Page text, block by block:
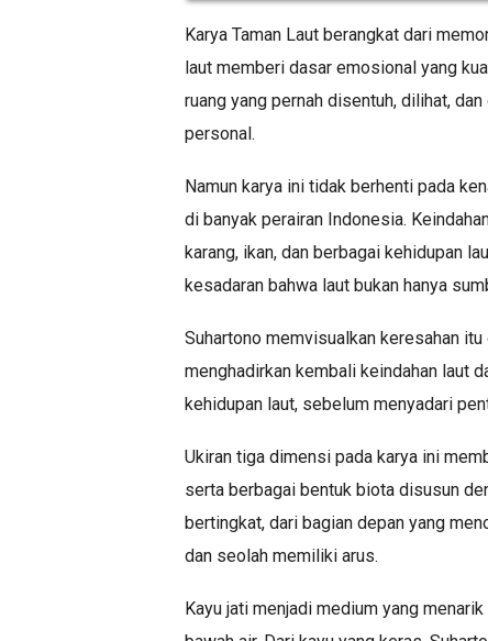
Karya Taman Laut berangkat dari
laut memberi dasar emosional yang
ruang yang pernah disentuh, dilihat,
personal.
Namun karya ini tidak berhenti pada
di banyak perairan Indonesia.
karang, ikan, dan berbagai kehidupan
kesadaran bahwa laut bukan hanya
Suhartono memvisualkan keresahan
menghadirkan kembali keindahan laut
kehidupan laut, sebelum menyadari
Ukiran tiga dimensi pada karya ini
serta berbagai bentuk biota disusun
bertingkat, dari bagian depan yang
dan seolah memiliki arus.
Kayu jati menjadi medium yang